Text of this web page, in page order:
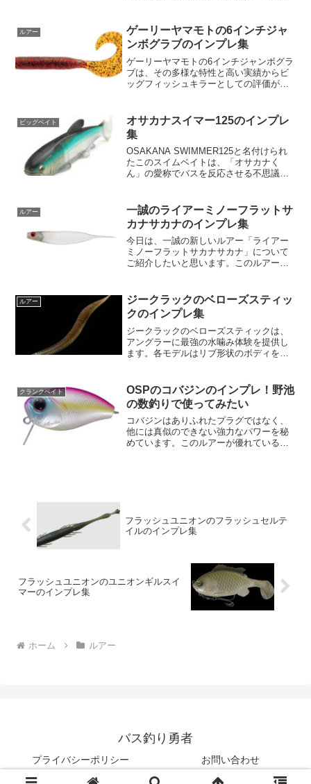
す。このルアーは、ビッグバスをターゲ
ットにし、従来のフィッシ...
ルアー
ゲーリーヤマモトの6インチジャ
ンボグラブのインプレ集
ゲーリーヤマモトの6インチジャンボグラ
ブは、その多様な特性と高い実績からビ
ッグフィッシュキラーとしての評価が非
いて、特にジグヘッド、フリーリグ、テ
キサスリグ、フットボー...
ビッグベイト
オサカナスイマー125のインプレ
集
OSAKANA SWIMMER125と名付けられ
たこのスイムベイトは、「オサカナく
ん」の愛称でバスを反応させる不思議な
を与えるスクエアセクションのシャープ
なボディ形状に...
ルアー
一誠のライアーミノーフラットサ
カナサカナのインプレ集
今日は、一誠の新しいルアー「ライアー
ミノーフラットサカナサカナ」について
ご紹介したいと思います。このルアー
用が可能となっています。これにより、
さまざまな状況に対応で...
ルアー
ジークラックのベローズスティッ
クのインプレ集
ジークラックのベローズスティックは、
アングラーに最強の水噛み体験を提供し
ます。各モデルはリブ形状のボディを持
常に自然なアクションと強力な引力を発
生させることができます。...
クランクベイト
OSPのコバジンのインプレ！野池
の数釣りで使ってみたい
コバジンはありふれたプラグではなく、
他には真似のできない強力なパワーを秘
めています。このルアーが優れているの
フラッシュユニオンのフラッシュセルテ
イルのインプレ集
フラッシュユニオンのユニオンギルスイ
マーのインプレ集
ホーム ルアー
バス釣り勇者
プライバシーポリシー お問い合わせ